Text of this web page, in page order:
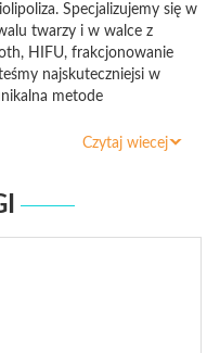
Specjalizujemy się w
twarzy i w walce z
HIFU, frakcjonowanie
najskuteczniejsi w
metodę
tzw. bawolego karku.
Czytaj wiecej